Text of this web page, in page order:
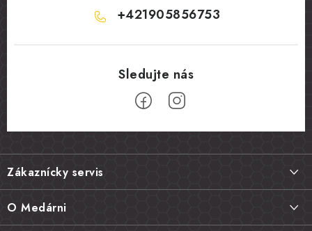
+421905856753
Z
á
p
ä
Zákaznícky servis
Vrátenie tovaru, výmena a reklamácie
O Medárni